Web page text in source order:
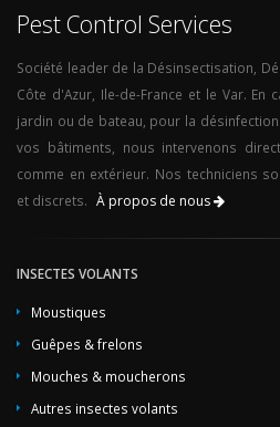
Pest Control Services
Société leader de la Désinsectisation,
Côte d'Azur, Ile-de-France et le Var.
jardin ou de bateau, pour la
vos bâtiments, nous intervenons
comme en extérieur. Nos techniciens
et discrets. À propos de nous
INSECTES VOLANTS
Moustiques
Guêpes & frelons
Mouches & moucherons
Autres insectes volants